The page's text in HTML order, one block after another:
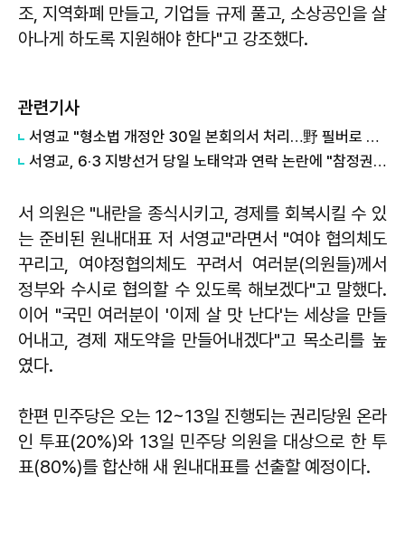
조, 지역화폐 만들고, 기업들 규제 풀고, 소상공인을 살
아나게 하도록 지원해야 한다"고 강조했다.
관련기사
서영교 "형소법 개정안 30일 본회의서 처리…野 필버로 발목 잡으면 안 돼"
서영교, 6·3 지방선거 당일 노태악과 연락 논란에 "참정권 보호 위한 조치"
서 의원은 "내란을 종식시키고, 경제를 회복시킬 수 있
는 준비된 원내대표 저 서영교"라면서 "여야 협의체도
꾸리고, 여야정협의체도 꾸려서 여러분(의원들)께서
정부와 수시로 협의할 수 있도록 해보겠다"고 말했다.
이어 "국민 여러분이 '이제 살 맛 난다'는 세상을 만들
어내고, 경제 재도약을 만들어내겠다"고 목소리를 높
였다.
한편 민주당은 오는 12~13일 진행되는 권리당원 온라
인 투표(20%)와 13일 민주당 의원을 대상으로 한 투
표(80%)를 합산해 새 원내대표를 선출할 예정이다.